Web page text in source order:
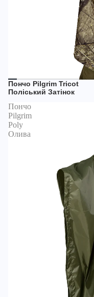
НЕМАЄ В НАЯВНОСТІ
Пончо Pilgrim Tricot
Поліський Затінок
Пончо
Pilgrim
Poly
Олива